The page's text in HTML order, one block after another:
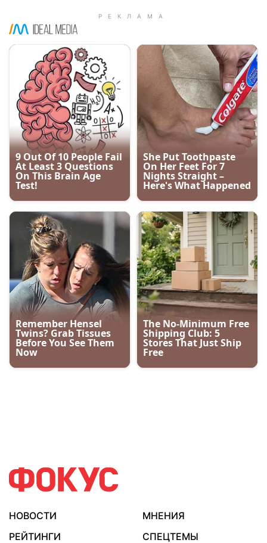
НОВОСТИ
МНЕНИЯ
РЕЙТИНГИ
СПЕЦТЕМЫ